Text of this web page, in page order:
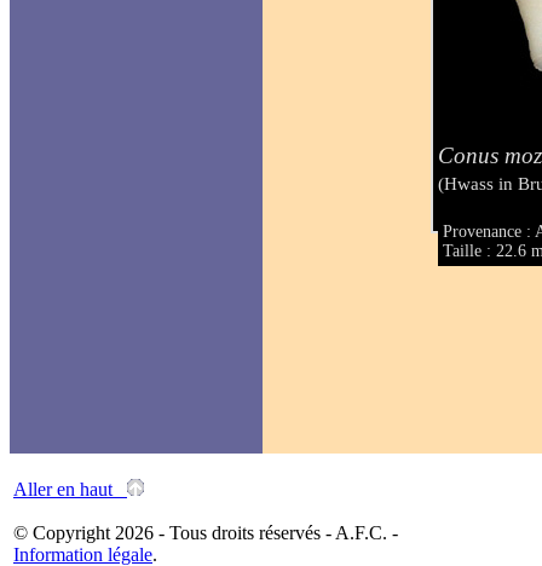
Conus
(Hwass in
Provenance :
Taille : 22.6
Aller en haut
© Copyright 2026 - Tous droits réservés - A.F.C. -
Information légale.